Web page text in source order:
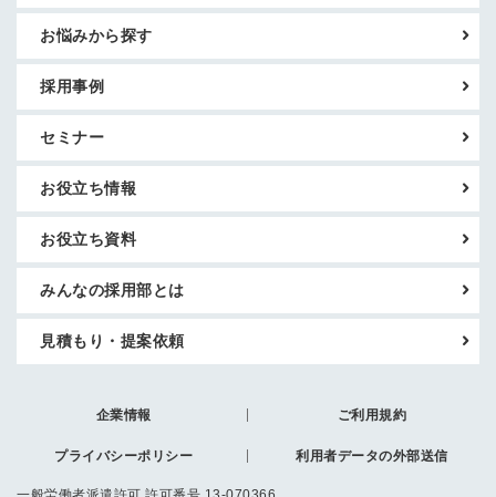
お悩みから探す
採用事例
セミナー
お役立ち情報
お役立ち資料
みんなの採用部とは
見積もり・提案依頼
企業情報 ご利用規約
プライバシーポリシー 利用者データの外部送信